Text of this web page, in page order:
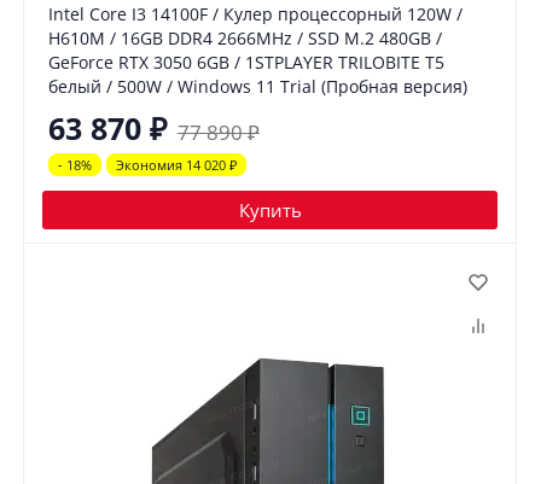
Intel Core I3 14100F / Кулер процессорный 120W /
H610M / 16GB DDR4 2666MHz / SSD M.2 480GB /
GeForce RTX 3050 6GB / 1STPLAYER TRILOBITE T5
белый / 500W / Windows 11 Trial (Пробная версия)
63 870 ₽ 77 890₽
- 18% Экономия 14 020 ₽
Купить